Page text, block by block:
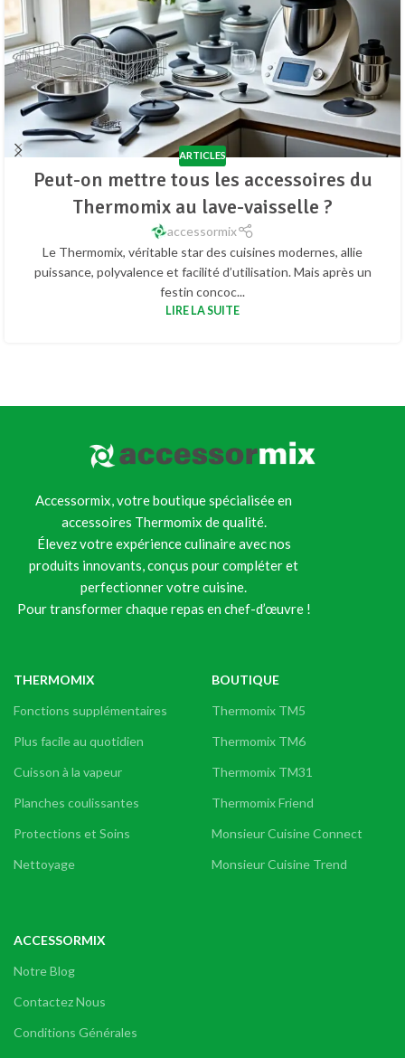
ARTICLES
Peut-on mettre tous les accessoires du
Thermomix au lave-vaisselle ?
accessormix
Le Thermomix, véritable star des cuisines modernes, allie
puissance, polyvalence et facilité d’utilisation. Mais après un
festin concoc...
LIRE LA SUITE
Accessormix, votre boutique spécialisée en
accessoires Thermomix de qualité.
Élevez votre expérience culinaire avec nos
produits innovants, conçus pour compléter et
perfectionner votre cuisine.
Pour transformer chaque repas en chef-d’œuvre !
THERMOMIX
Fonctions supplémentaires
Plus facile au quotidien
Cuisson à la vapeur
Planches coulissantes
Protections et Soins
Nettoyage
BOUTIQUE
Thermomix TM5
Thermomix TM6
Thermomix TM31
Thermomix Friend
Monsieur Cuisine Connect
Monsieur Cuisine Trend
ACCESSORMIX
Notre Blog
Contactez Nous
Conditions Générales